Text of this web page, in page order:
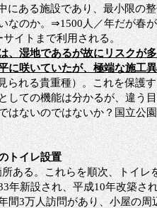
にある施設であり、最小限の
なのか。 ⇒1500人／年だが春
イトまで利用される。
、湿地であるが故にリスクが
に咲いていたが、極端な施工
られる貴重種）。これを保護
しての機能は分かるが、違う
はないのではないか？国立公
トイレ設置
所ある。これらを順次、トイレ
年新設され、平成10年改築され
間3万人訪問があり、小屋の周